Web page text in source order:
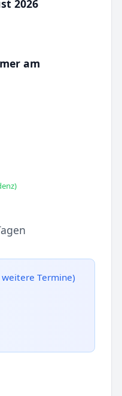
2026
am
weitere Termine)